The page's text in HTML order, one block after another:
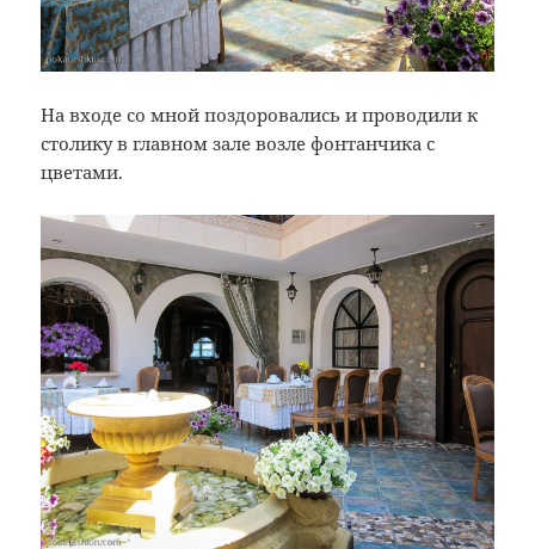
На входе со мной поздоровались и проводили к
столику в главном зале возле фонтанчика с
цветами.